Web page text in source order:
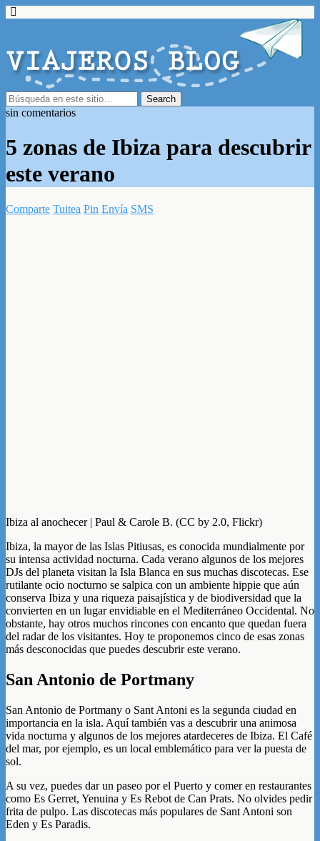
sin comentarios
5 zonas de Ibiza para descubrir
este verano
Comparte Tuitea Pin Envía SMS
Ibiza al anochecer | Paul & Carole B. (CC by 2.0, Flickr)
Ibiza, la mayor de las Islas Pitiusas, es conocida mundialmente por
su intensa actividad nocturna. Cada verano algunos de los mejores
DJs del planeta visitan la Isla Blanca en sus muchas discotecas. Ese
rutilante ocio nocturno se salpica con un ambiente hippie que aún
conserva Ibiza y una riqueza paisajística y de biodiversidad que la
convierten en un lugar envidiable en el Mediterráneo Occidental. No
obstante, hay otros muchos rincones con encanto que quedan fuera
del radar de los visitantes. Hoy te proponemos cinco de esas zonas
más desconocidas que puedes descubrir este verano.
San Antonio de Portmany
San Antonio de Portmany o Sant Antoni es la segunda ciudad en
importancia en la isla. Aquí también vas a descubrir una animosa
vida nocturna y algunos de los mejores atardeceres de Ibiza. El Café
del mar, por ejemplo, es un local emblemático para ver la puesta de
sol.
A su vez, puedes dar un paseo por el Puerto y comer en restaurantes
como Es Gerret, Yenuina y Es Rebot de Can Prats. No olvides pedir
frita de pulpo. Las discotecas más populares de Sant Antoni son
Eden y Es Paradis.